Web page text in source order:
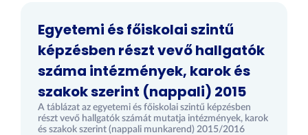
Egyetemi és főiskolai szintű
képzésben részt vevő hallgatók
száma intézmények, karok és
szakok szerint (nappali) 2015
A táblázat az egyetemi és főiskolai szintű képzésben
részt vevő hallgatók számát mutatja intézmények, karok
és szakok szerint (nappali munkarend) 2015/2016